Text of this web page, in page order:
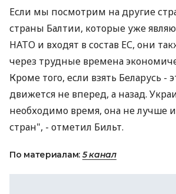
Если мы посмотрим на другие
страны Балтии, которые уже
НАТО и входят в состав ЕС, они
через трудные времена
Кроме того, если взять Беларусь -
движется не вперед, а назад.
необходимо время, она не лучше
стран", - отметил Бильт.
По материалам: 5 канал